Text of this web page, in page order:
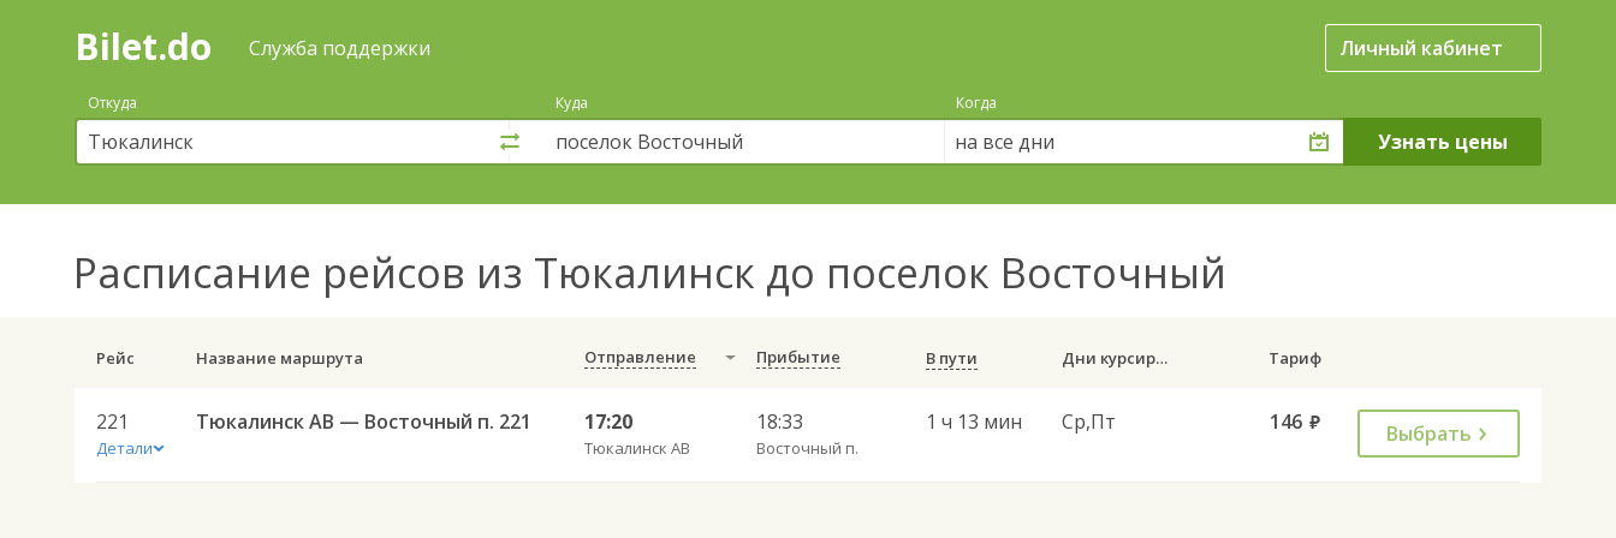
Поиск
покупка
билетов
автобус
онлайн
Bilet.do Служба поддержки Личный кабинет
Откуда Куда Когда
на все дни
Расписание рейсов из Тюкалинск до поселок Восточный
Рейс Название маршрута Отправление Прибытие В пути Дни курсирования Тариф
221
Детали
Тюкалинск АВ — Восточный п. 221 17:20
Тюкалинск АВ
18:33
Восточный п.
1 ч 13 мин Ср,Пт 146 руб. Выбрать